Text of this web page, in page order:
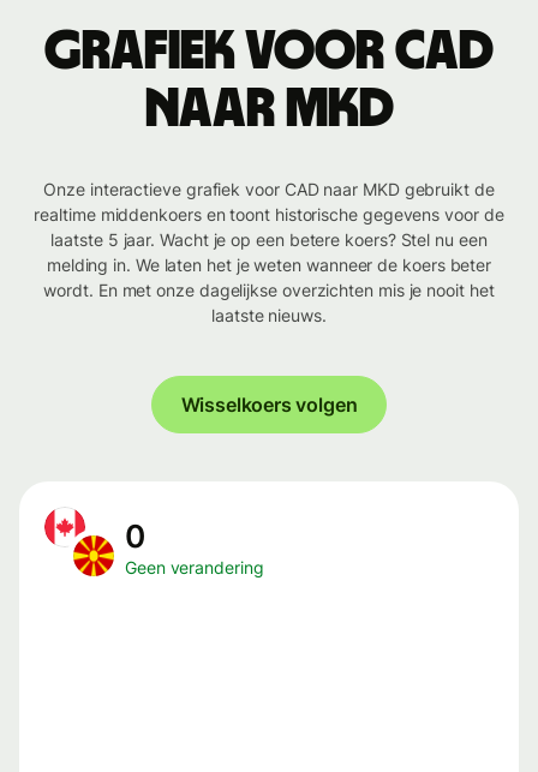
Grafiek voor CAD
naar MKD
Onze interactieve grafiek voor CAD naar MKD gebruikt de
realtime middenkoers en toont historische gegevens voor de
laatste 5 jaar. Wacht je op een betere koers? Stel nu een
melding in. We laten het je weten wanneer de koers beter
wordt. En met onze dagelijkse overzichten mis je nooit het
laatste nieuws.
Wisselkoers volgen
0
Geen verandering